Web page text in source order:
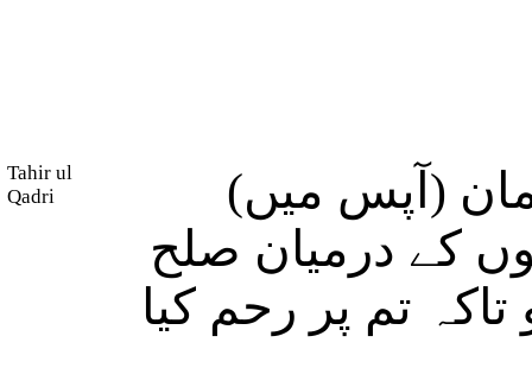
Tahir ul
Qadri
(آپس میں)
کے درمیان صلح
تم پر رحم کیا